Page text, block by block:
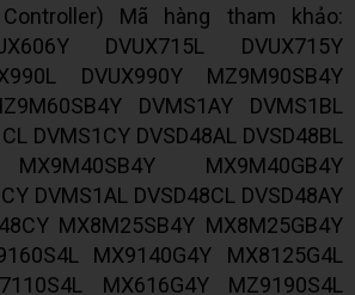
Mã hàng tham khảo:
DVUX715L DVUX715Y
DVUX990Y MZ9M90SB4Y
DVMS1AY DVMS1BL
DVMS1CY DVSD48AL DVSD48BL
MX9M40GB4Y
DVMS1AL DVSD48CL DVSD48AY
MX8M25SB4Y MX8M25GB4Y
MX9140G4Y MX8125G4L
MX616G4Y MZ9190S4L